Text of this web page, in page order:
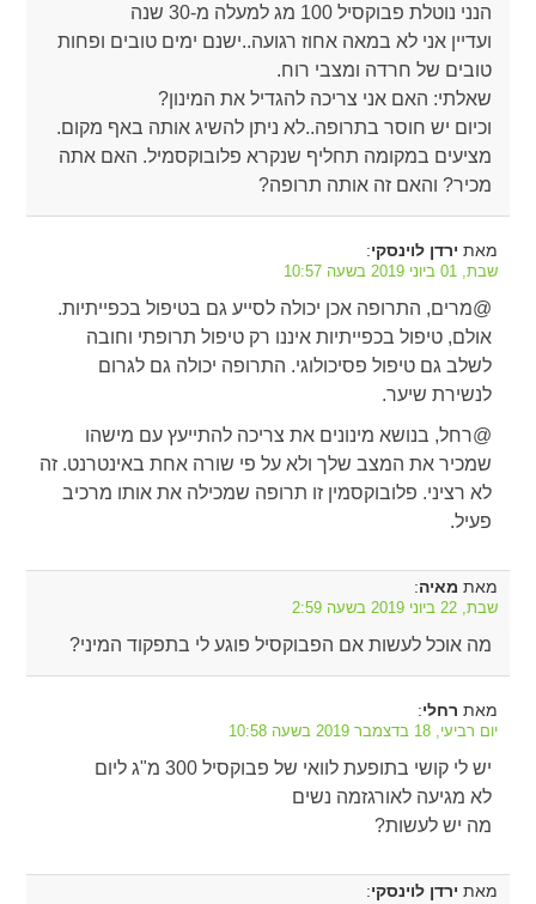
הנני נוטלת פבוקסיל 100 מג למעלה מ-30 שנה
ועדיין אני לא במאה אחוז רגועה..ישנם ימים טובים ופחות
טובים של חרדה ומצבי רוח.
שאלתי: האם אני צריכה להגדיל את המינון?
וכיום יש חוסר בתרופה..לא ניתן להשיג אותה באף מקום.
מציעים במקומה תחליף שנקרא פלובוקסמיל. האם אתה
מכיר? והאם זה אותה תרופה?
מאת ירדן לוינסקי:
שבת, 01 ביוני 2019 בשעה 10:57
@מרים, התרופה אכן יכולה לסייע גם בטיפול בכפייתיות.
אולם, טיפול בכפייתיות איננו רק טיפול תרופתי וחובה
לשלב גם טיפול פסיכולוגי. התרופה יכולה גם לגרום
לנשירת שיער.
@רחל, בנושא מינונים את צריכה להתייעץ עם מישהו
שמכיר את המצב שלך ולא על פי שורה אחת באינטרנט. זה
לא רציני. פלובוקסמין זו תרופה שמכילה את אותו מרכיב
פעיל.
מאת מאיה:
שבת, 22 ביוני 2019 בשעה 2:59
מה אוכל לעשות אם הפבוקסיל פוגע לי בתפקוד המיני?
מאת רחלי:
יום רביעי, 18 בדצמבר 2019 בשעה 10:58
יש לי קושי בתופעת לוואי של פבוקסיל 300 מ"ג ליום
לא מגיעה לאורגזמה נשים
מה יש לעשות?
מאת ירדן לוינסקי: